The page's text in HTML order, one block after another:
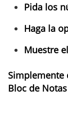
Pida los
Haga la
Muestre
Bloc de